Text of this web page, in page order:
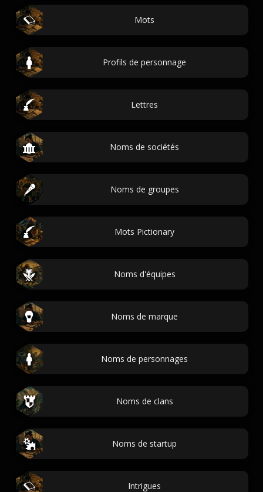
Mots
Profils de personnage
Lettres
Noms de sociétés
Noms de groupes
Mots Pictionary
Noms d'équipes
Noms de marque
Noms de personnages
Noms de clans
Noms de startup
Intrigues